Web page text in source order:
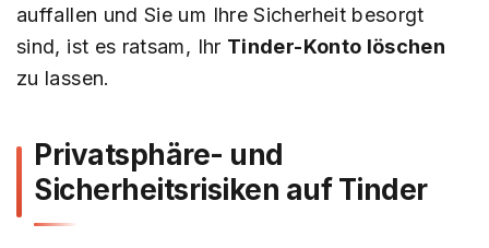
auffallen und Sie um Ihre Sicherheit besorgt
sind, ist es ratsam, Ihr Tinder-Konto löschen
zu lassen.
Privatsphäre- und
Sicherheitsrisiken auf Tinder